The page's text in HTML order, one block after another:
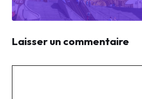
Laisser un commentaire